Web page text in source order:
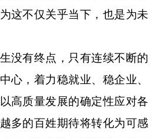
这不仅关乎当下，也是为未
有终点，只有连续不断的
心，着力稳就业、稳企业、
高质量发展的确定性应对各
多的百姓期待将转化为可感